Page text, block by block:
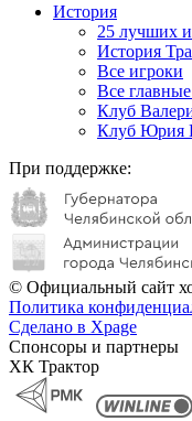
История
25 лучших
История
Все игроки
Все
Клуб
Клуб Юрия
При поддержке:
© Официальный сайт
Политика
Сделано в Xpage
Спонсоры и партнеры
ХК Трактор